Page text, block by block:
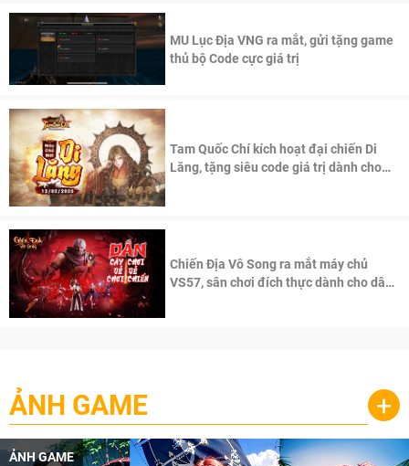
MU Lục Địa VNG ra mắt, gửi tặng game
thủ bộ Code cực giá trị
Tam Quốc Chí kích hoạt đại chiến Di
Lăng, tặng siêu code giá trị dành cho
Chiến Địa Vô Song ra mắt máy chủ
VS57, sân chơi đích thực dành cho dân
ẢNH GAME +
ẢNH GAME